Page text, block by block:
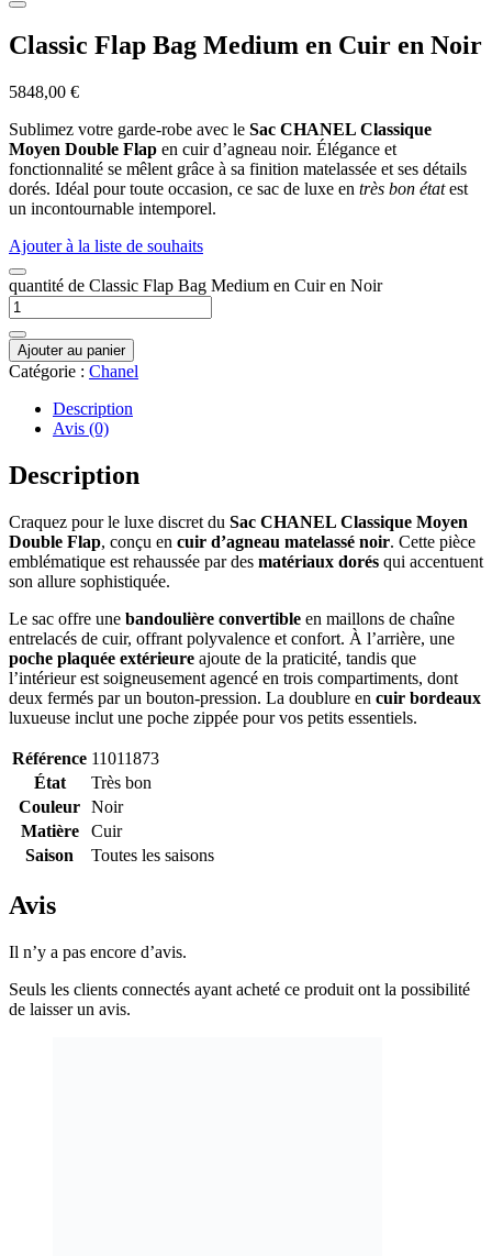
Classic Flap Bag Medium en Cuir en Noir
5848,00 €
Sublimez votre garde-robe avec le Sac CHANEL Classique
Moyen Double Flap en cuir d’agneau noir. Élégance et
fonctionnalité se mêlent grâce à sa finition matelassée et ses détails
dorés. Idéal pour toute occasion, ce sac de luxe en très bon étatest
un incontournable intemporel.
Ajouter à la liste de souhaits
quantité de Classic Flap Bag Medium en Cuir en Noir
Ajouter au panier
Catégorie : Chanel
Description
Avis (0)
Description
Craquez pour le luxe discret du Sac CHANEL Classique Moyen
Double Flap, conçu en cuir d’agneau matelassé noir. Cette pièce
emblématique est rehaussée par des matériaux dorés qui accentuent
son allure sophistiquée.
Le sac offre une bandoulière convertible en maillons de chaîne
entrelacés de cuir, offrant polyvalence et confort. À l’arrière, une
poche plaquée extérieure ajoute de la praticité, tandis que
l’intérieur est soigneusement agencé en trois compartiments, dont
deux fermés par un bouton-pression. La doublure en cuir bordeaux
luxueuse inclut une poche zippée pour vos petits essentiels.
Référence 11011873
État
Très bon
Couleur Noir
Matière
Cuir
Saison
Toutes les saisons
Avis
Il n’y a pas encore d’avis.
Seuls les clients connectés ayant acheté ce produit ont la possibilité
de laisser un avis.